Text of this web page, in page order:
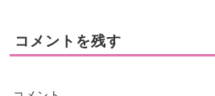
コメントを残す